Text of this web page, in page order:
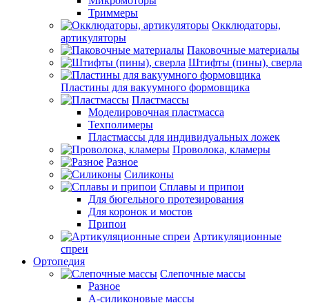
Триммеры
Окклюдаторы,
артикуляторы
Паковочные материалы
Штифты (пины), сверла
Пластины для вакуумного формовщика
Пластмассы
Моделировочная пластмасса
Техполимеры
Пластмассы для индивидуальных ложек
Проволока, кламеры
Разное
Силиконы
Сплавы и припои
Для бюгельного протезирования
Для коронок и мостов
Припои
Артикуляционные
спреи
Ортопедия
Слепочные массы
Разное
А-силиконовые массы